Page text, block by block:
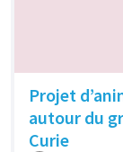
Projet
autour du
Curie